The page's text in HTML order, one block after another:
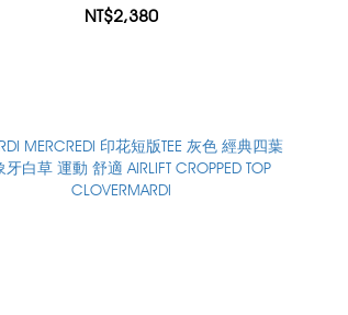
RACERBACK TANK CLOVERMARDI
NT$2,380